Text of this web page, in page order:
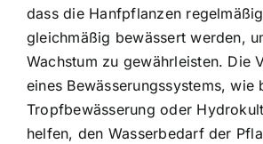
dass die Hanfpflanzen
gleichmäßig bewässert werden,
Wachstum zu gewährleisten. Die
eines Bewässerungssystems, wie
Tropfbewässerung oder
helfen, den Wasserbedarf der